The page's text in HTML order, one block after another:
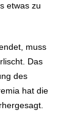
etwas zu
muss
Das
des
hat die